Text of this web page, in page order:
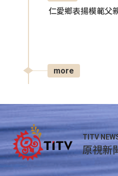
仁愛鄉表揚模範父
more
TITV
原視新